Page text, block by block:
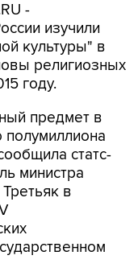
-
изучили
культуры" в
религиозных
году.
предмет в
статс-
министра
в